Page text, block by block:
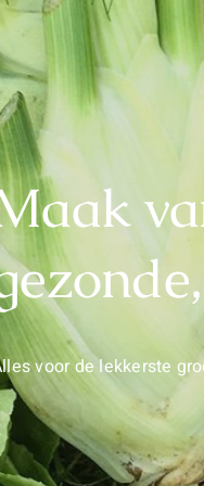
voor de lekkerste